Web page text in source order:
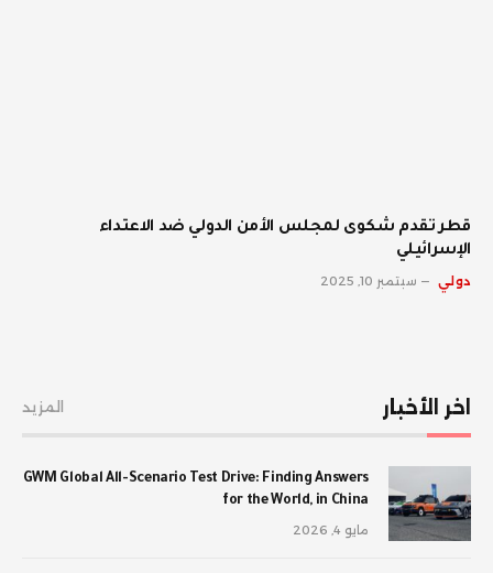
قطر تقدم شكوى لمجلس الأمن الدولي ضد الاعتداء
الإسرائيلي
دولي سبتمبر 10, 2025
اخر الأخبار المزيد
GWM Global All-Scenario Test Drive: Finding Answers
for the World, in China
مايو 4, 2026